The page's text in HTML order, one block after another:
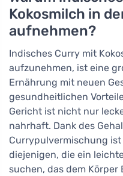
Kokosmilch in
aufnehmen?
Indisches Curry mit
aufzunehmen, ist eine
Ernährung mit neuen
gesundheitlichen
Gericht ist nicht nur
nahrhaft. Dank des
Currypulvermischung ist
diejenigen, die ein
suchen, das dem